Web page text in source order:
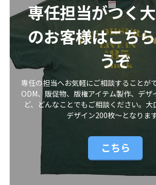
専任担当がつく
のお客様はこち
うぞ
専任の担当へお気軽にご相談することが
ODM、販促物、版権アイテム製作、デザ
ど、どんなことでもご相談ください。
デザイン200枚〜となります
こちら